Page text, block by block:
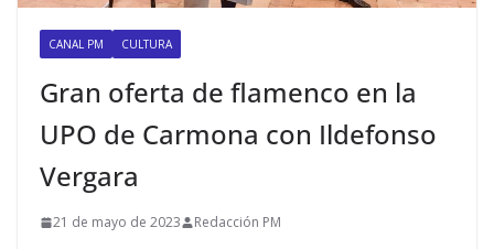
CANAL PM CULTURA
Gran oferta de flamenco en la
UPO de Carmona con Ildefonso
Vergara
21 de mayo de 2023 Redacción PM